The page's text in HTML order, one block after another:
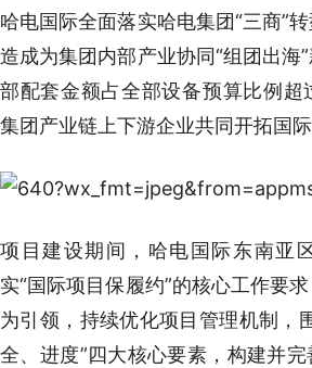
哈电国际全面落实哈电集团“三商”
造成为集团内部产业协同“组团出海
部配套金额占全部设备预算比例超
集团产业链上下游企业共同开拓国际
项目建设期间，哈电国际东南亚
实“国际项目保履约”的核心工作要
为引领，持续优化项目管理机制，
全、进度”四大核心要素，构建并